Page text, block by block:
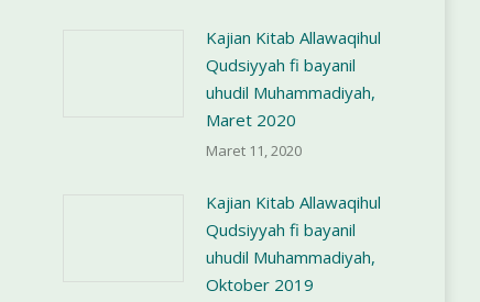
Kajian Kitab Allawaqihul
Qudsiyyah fi bayanil
uhudil Muhammadiyah,
Maret 2020
Maret 11, 2020
Kajian Kitab Allawaqihul
Qudsiyyah fi bayanil
uhudil Muhammadiyah,
Oktober 2019